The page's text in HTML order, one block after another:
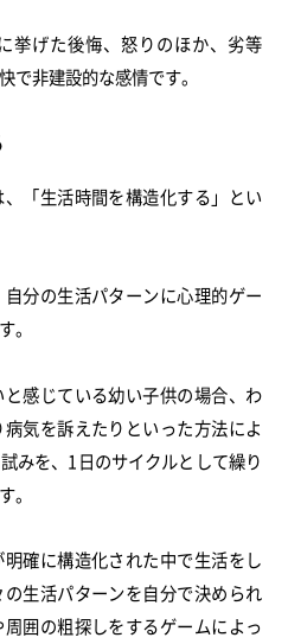
挙げた後悔、怒りのほか、劣等
で非建設的な感情です。
「生活時間を構造化する」とい
自分の生活パターンに心理的ゲー
。
感じている幼い子供の場合、わ
気を訴えたりといった方法によ
みを、1日のサイクルとして繰り
。
確に構造化された中で生活をし
生活パターンを自分で決められ
囲の粗探しをするゲームによっ